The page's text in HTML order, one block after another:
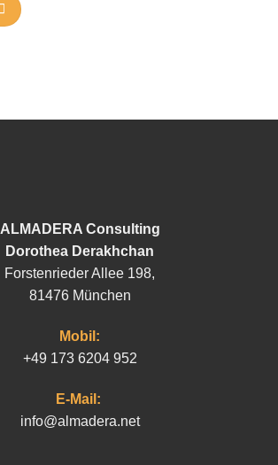
ALMADERA Consulting
Dorothea Derakhchan
Forstenrieder Allee 198,
81476 München
Mobil:
+49 173 6204 952
E-Mail:
info@almadera.net